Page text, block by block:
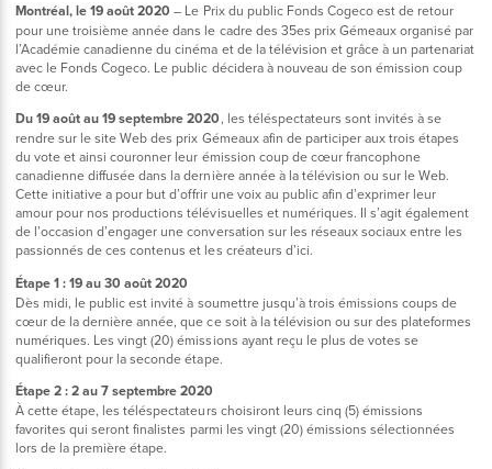
Montréal, le 19 août 2020 – Le Prix du public Fonds Cogeco est de retour
pour une troisième année dans le cadre des 35es prix Gémeaux organisé par
l’Académie canadienne du cinéma et de la télévision et grâce à un partenariat
avec le Fonds Cogeco. Le public décidera à nouveau de son émission coup
de cœur.
Du 19 août au 19 septembre 2020, les téléspectateurs sont invités à se
rendre sur le site Web des prix Gémeaux afin de participer aux trois étapes
du vote et ainsi couronner leur émission coup de cœur francophone
canadienne diffusée dans la dernière année à la télévision ou sur le Web.
Cette initiative a pour but d’offrir une voix au public afin d’exprimer leur
amour pour nos productions télévisuelles et numériques. Il s’agit également
de l’occasion d’engager une conversation sur les réseaux sociaux entre les
passionnés de ces contenus et les créateurs d’ici.
Étape 1 : 19 au 30 août 2020
Dès midi, le public est invité à soumettre jusqu’à trois émissions coups de
cœur de la dernière année, que ce soit à la télévision ou sur des plateformes
numériques. Les vingt (20) émissions ayant reçu le plus de votes se
qualifieront pour la seconde étape.
Étape 2 : 2 au 7 septembre 2020
À cette étape, les téléspectateurs choisiront leurs cinq (5) émissions
favorites qui seront finalistes parmi les vingt (20) émissions sélectionnées
lors de la première étape.